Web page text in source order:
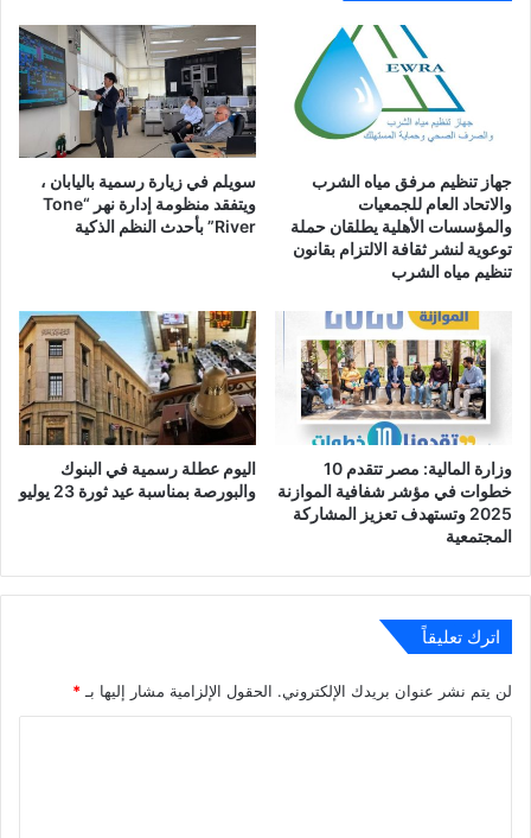
جهاز تنظيم مرفق مياه الشرب
والاتحاد العام للجمعيات
والمؤسسات الأهلية يطلقان حملة
توعوية لنشر ثقافة الالتزام بقانون
تنظيم مياه الشرب
سويلم في زيارة رسمية باليابان ،
ويتفقد منظومة إدارة نهر “Tone
River” بأحدث النظم الذكية
وزارة المالية: مصر تتقدم 10
خطوات في مؤشر شفافية الموازنة
2025 وتستهدف تعزيز المشاركة
المجتمعية
اليوم عطلة رسمية في البنوك
والبورصة بمناسبة عيد ثورة 23 يوليو
اترك تعليقاً
لن يتم نشر عنوان بريدك الإلكتروني. الحقول الإلزامية مشار إليها بـ*